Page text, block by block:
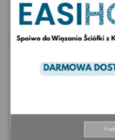
Szybkie zwroty
Na karcie
Sztuka zamknięta w
oryginalna ozdoba